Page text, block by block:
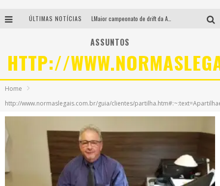
ÚLTIMAS NOTÍCIAS LMaior campeonato de drift da América Latina arrecada doações para vítimas das chuvas em MG neste fim de semana
Em abril, Boulevard Shopping BH realiza sorteio de TVs 4K
Sucesso absoluto: Ultimate Drift 2026 reúne milhares de fãs e consagra campeões no Mega Space
ASSUNTOS
HTTP://
Home
http://www.normaslegais.com.br/guia/clientes/